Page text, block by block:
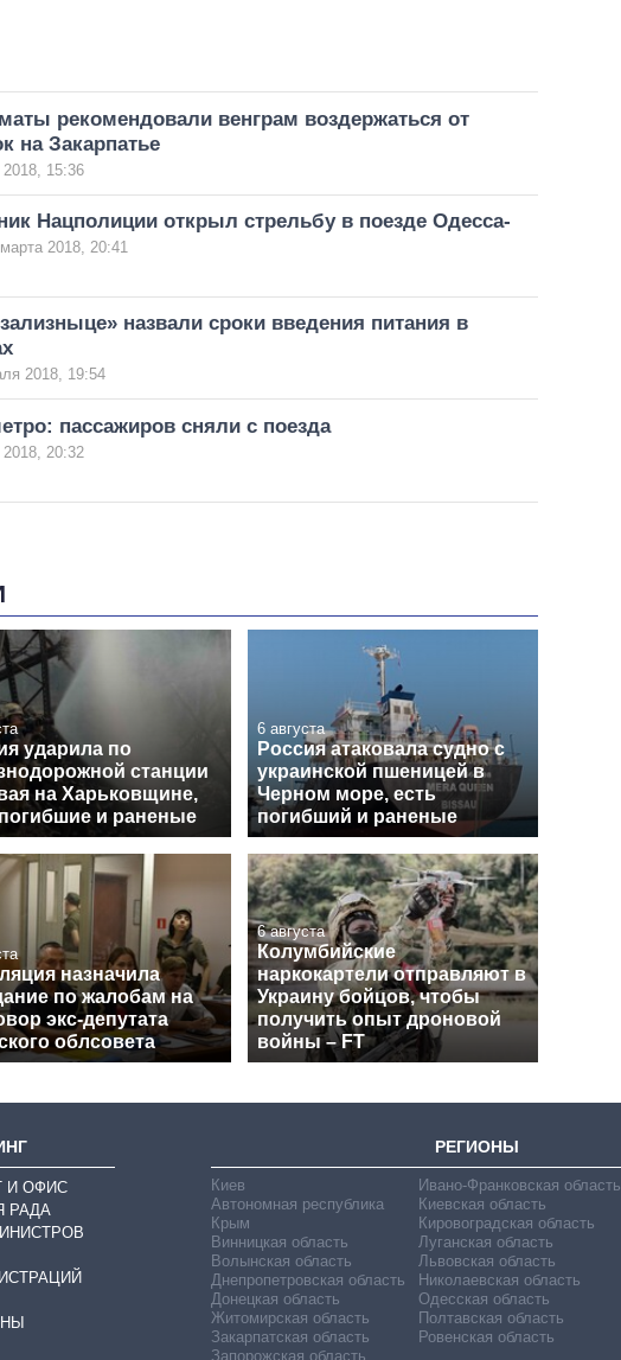
рекомендовали венграм воздержаться от
на Закарпатье
15:36
Нацполиции открыл стрельбу в поезде Одесса-
2018, 20:41
назвали сроки введения питания в
2018, 19:54
пассажиров сняли с поезда
20:32
ударила по
станции
на Харьковщине,
и раненые
6 августа
Россия атаковала судно с
украинской пшеницей в
Черном море, есть
погибший и раненые
назначила
по жалобам на
экс-депутата
облсовета
6 августа
Колумбийские
наркокартели отправляют в
Украину бойцов, чтобы
получить опыт дроновой
войны – FT
И ОФИС
РАДА
РЕГИОНЫ
Киев
Автономная республика
Крым
Винницкая область
Волынская область
Днепропетровская область
Донецкая область
Житомирская область
Закарпатская область
Запорожская область
Ивано-Франковская область
Киевская область
Кировоградская область
Луганская область
Львовская область
Николаевская область
Одесская область
Полтавская область
Ровенская область